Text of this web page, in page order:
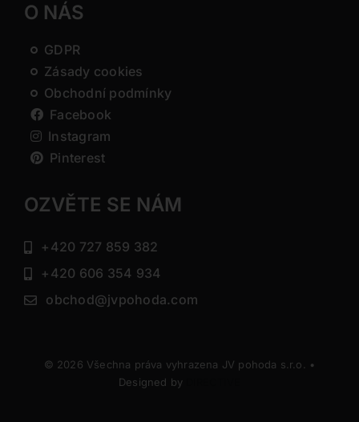
O NÁS
GDPR
Zásady cookies
Obchodní podmínky
Facebook
Instagram
Pinterest
OZVĚTE SE NÁM
+420 727 859 382
+420 606 354 934
obchod@jvpohoda.com
© 2026 Všechna práva vyhrazena JV pohoda s.r.o. •
Designed by